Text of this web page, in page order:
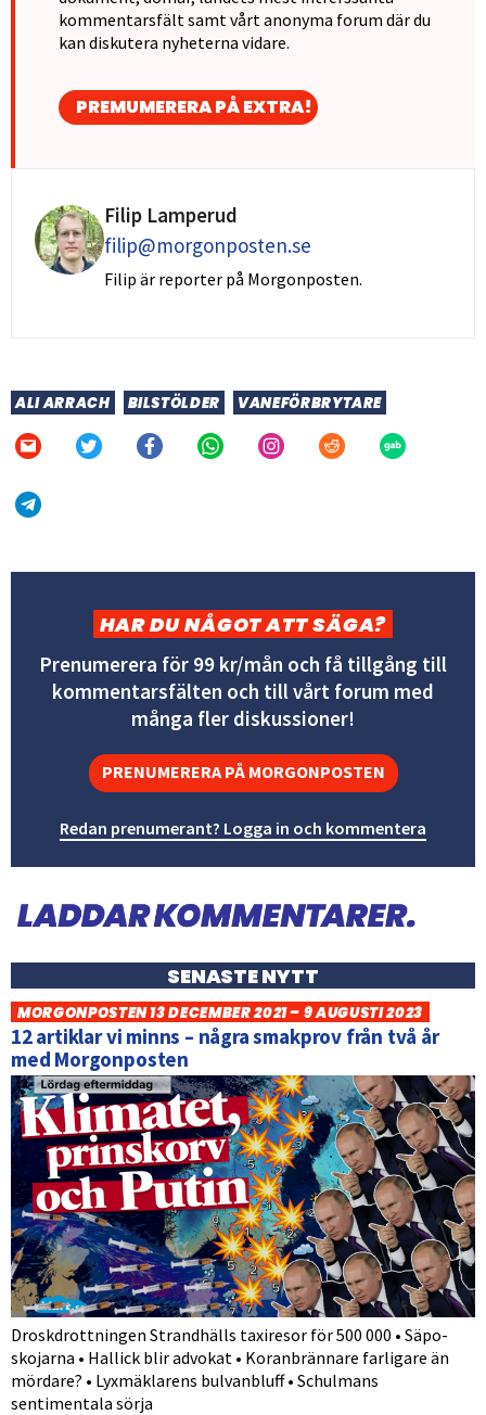
kommentarsfält samt vårt anonyma forum där du
kan diskutera nyheterna vidare.
PREMUMERERA PÅ EXTRA!
Filip Lamperud
filip@morgonposten.se
Filip är reporter på Morgonposten.
ALI ARRACH BILSTÖLDER VANEFÖRBRYTARE
HAR DU NÅGOT ATT SÄGA?
Prenumerera för 99 kr/mån och få tillgång till
kommentarsfälten och till vårt forum med
många fler diskussioner!
PRENUMERERA PÅ MORGONPOSTEN
Redan prenumerant? Logga in och kommentera
SENASTE NYTT
MORGONPOSTEN 13 DECEMBER 2021 – 9 AUGUSTI 2023
12 artiklar vi minns – några smakprov från två år
med Morgonposten
Droskdrottningen Strandhälls taxiresor för 500 000 • Säpo-
skojarna • Hallick blir advokat • Koranbrännare farligare än
mördare? • Lyxmäklarens bulvanbluff • Schulmans
sentimentala sörja